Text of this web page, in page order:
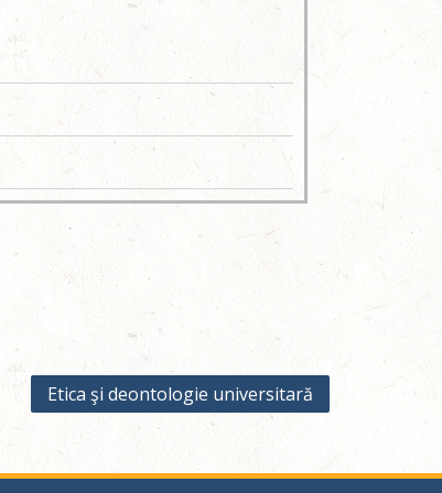
Etica şi deontologie universitară